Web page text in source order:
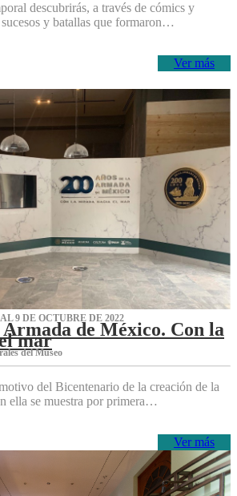
descubrirás, a través de cómics y
y batallas que formaron…
Ver más
9 DE OCTUBRE DE 2022
Armada de México. Con la
mar
del Museo‌
del Bicentenario de la creación de la
ella se muestra por primera…
Ver más